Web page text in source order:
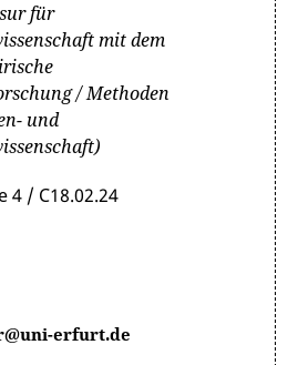
für
mit dem
/ Methoden
und
4 / C18.02.24
erfurt.de